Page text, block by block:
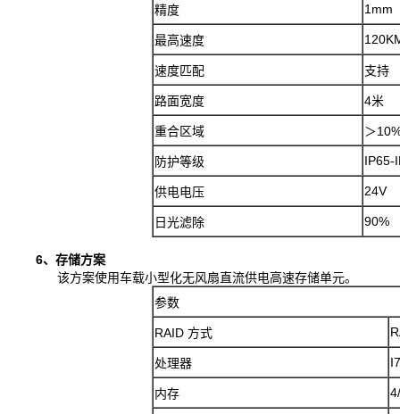
精度 1mm
最高速度
速度匹配 支持
路面宽度 4米
重合区域 ＞
防护等级 IP65-
供电电压 24V
日光滤除 90%
6、存储方案
该方案使用车载小型化无风扇直流供电高速存储单元。
参数
RAID 方式
处理器
内存